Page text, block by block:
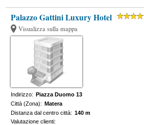
Palazzo Gattini Luxury Hotel
Visualizza sulla mappa
Indirizzo: Piazza Duomo 13
Città (Zona): Matera
Distanza dal centro città: 140 m
Valutazione clienti: